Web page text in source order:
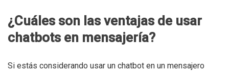
¿Cuáles son las ventajas de usar
chatbots en mensajería?
Si estás considerando usar un chatbot en un mensajero